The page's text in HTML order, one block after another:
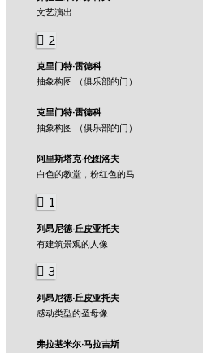
文艺演出
2
克里门特·雷德科
抽象构图 （俱乐部的门）
克里门特·雷德科
抽象构图 （俱乐部的门）
阿里斯塔克·伦图洛夫
白色的教堂，粉红色的马
1
列昂尼德·丘皮亚托夫
有建筑景观的人像
3
列昂尼德·丘皮亚托夫
感动类型的圣母像
弗拉基米尔·马拉吉斯